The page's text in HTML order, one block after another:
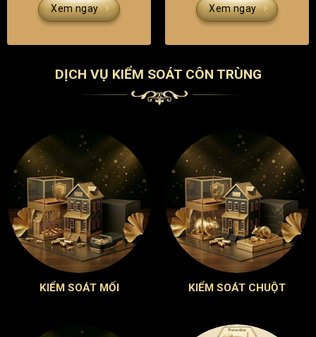
Xem ngay Xem ngay
DỊCH VỤ KIỂM SOÁT CÔN TRÙNG
KIỂM SOÁT MỐI KIỂM SOÁT CHUỘT